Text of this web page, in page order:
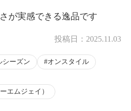
が実感できる逸品です
投稿日： 2025.11.03
シーズン
オンスタイル
エムジェイ）